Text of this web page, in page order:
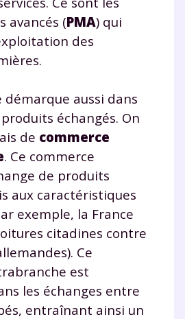
avancés (PMA) qui
des
démarque aussi dans
échangés. On
de commerce
. Ce commerce
de produits
aux caractéristiques
exemple, la France
citadines contre
Ce
est
les échanges entre
entraînant ainsi un